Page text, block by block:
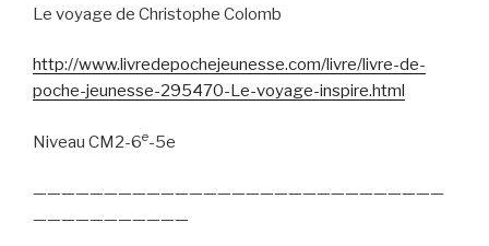
Le voyage de Christophe Colomb
http://www.livredepochejeunesse.com/livre/livre-de-
poche-jeunesse-295470-Le-voyage-inspire.html
Niveau CM2-6e-5e
—————————————————————————————
———————————